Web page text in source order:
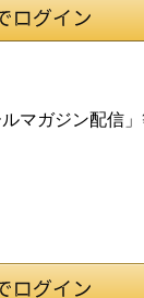
マガジン配信